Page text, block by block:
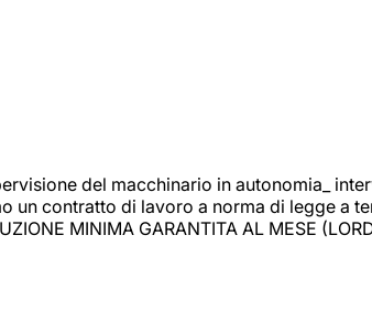
del macchinario in autonomia_
un contratto di lavoro a norma di legge
MINIMA GARANTITA AL MESE